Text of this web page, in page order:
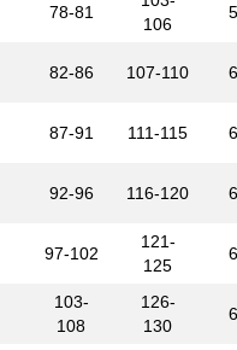
78-81
106
82-86 107-110
87-91 111-115
92-96 116-120
97-102
121-
125
103-
108
126-
130